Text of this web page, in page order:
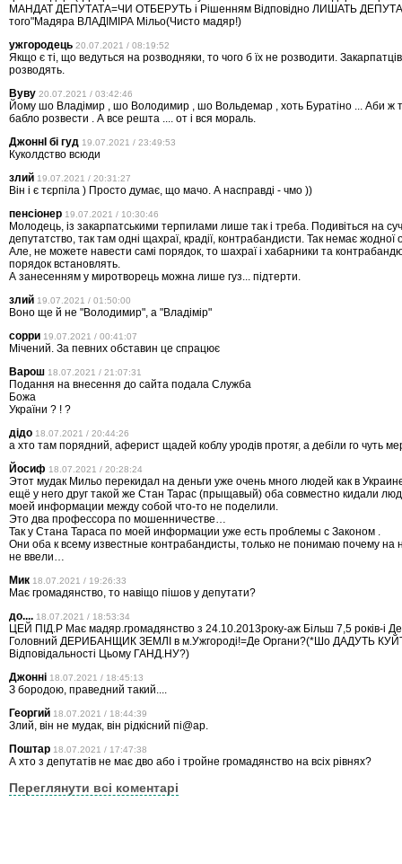
МАНДАТ ДЕПУТАТА=ЧИ ОТБЕРУТЬ і Рішенням Відповідно ЛИШАТЬ
того"Мадяра ВЛАДІМІРА Мільо(Чисто мадяр!)
ужгородець 20.07.2021 / 08:19:52
Якщо є ті, що ведуться на розводняки, то чого б їх не розводити.
розводять.
Вуву 20.07.2021 / 03:42:46
Йому шо Владімир , шо Володимир , шо Вольдемар , хоть Буратіно ... Аби ж
бабло розвести . А все решта .... от і вся мораль.
ДжоннІ бі гуд 19.07.2021 / 23:49:53
Куколдство всюди
злий 19.07.2021 / 20:31:27
Він і є тєрпіла ) Просто думає, що мачо. А насправді - чмо ))
пенсіонер 19.07.2021 / 10:30:46
Молодець, із закарпатськими терпилами лише так і треба. Подивіться на
депутатство, так там одні щахраї, крадії, контрабандисти. Так немає жодної
Але, не можете навести самі порядок, то шахраї і хабарники та
порядок встановлять.
А занесенням у миротворець можна лише гуз... підтерти.
злий 19.07.2021 / 01:50:00
Воно ще й не "Володимир", а "Владімір"
сорри 19.07.2021 / 00:41:07
Мічений. За певних обставин це спрацює
Варош 18.07.2021 / 21:07:31
Подання на внесення до сайта подала Служба
Божа
України ? ! ?
дідо 18.07.2021 / 20:44:26
а хто там порядний, аферист щадей коблу уродів протяг, а дебіли го чуть
Йосиф 18.07.2021 / 20:28:24
Этот мудак Мильо перекидал на деньги уже очень много людей как в
ещё у него друг такой же Стан Тарас (прыщавый) оба совместно кидали
моей информации между собой что-то не поделили.
Это два профессора по мошенничестве…
Так у Стана Тараса по моей информации уже есть проблемы с Законом .
Они оба к всему известные контрабандисты, только не понимаю почему на
не ввели…
Мик 18.07.2021 / 19:26:33
Має громадянство, то навіщо пішов у депутати?
до.... 18.07.2021 / 18:53:34
ЦЕЙ ПІД.Р Має мадяр.громадянство з 24.10.2013року-аж Більш 7,5 років-і
Головний ДЕРИБАНЩИК ЗЕМЛІ в м.Ужгороді!=Де Органи?(*Шо ДАДУТЬ
Відповідальності Цьому ГАНД.НУ?)
Джонні 18.07.2021 / 18:45:13
З бородою, праведний такий....
Георгий 18.07.2021 / 18:44:39
Злий, він не мудак, він рідкісний пі@ар.
Поштар 18.07.2021 / 17:47:38
А хто з депутатів не має дво або і тройне громадянство на всіх рівнях?
Переглянути всі коментарі